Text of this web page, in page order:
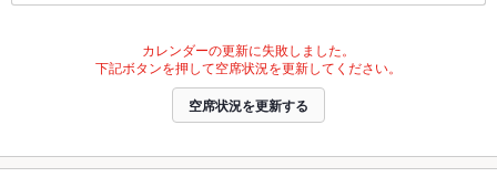
カレンダーの更新に失敗しました。
下記ボタンを押して空席状況を更新してください。
空席状況を更新する